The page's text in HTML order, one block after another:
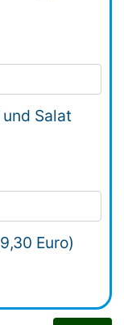
Salat
Euro)